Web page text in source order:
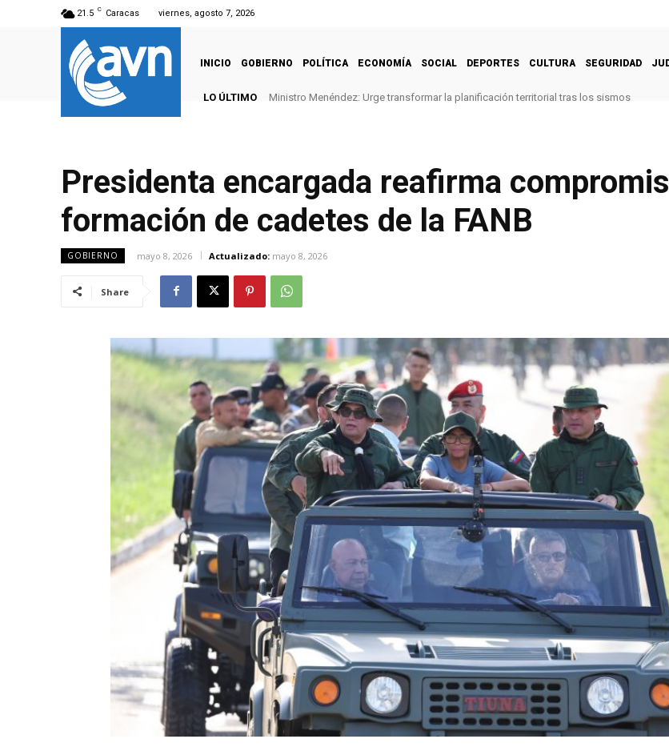
21.5 C Caracas viernes, agosto 7, 2026
INICIO GOBIERNO POLÍTICA ECONOMÍA SOCIAL DEPORTES CULTURA SEGURIDAD
LO ÚLTIMO Ministro Menéndez: Urge transformar la planificación territorial tras los sismos
Presidenta encargada reafirma
formación de cadetes de la FANB
GOBIERNO mayo 8, 2026 Actualizado: mayo 8, 2026
Share